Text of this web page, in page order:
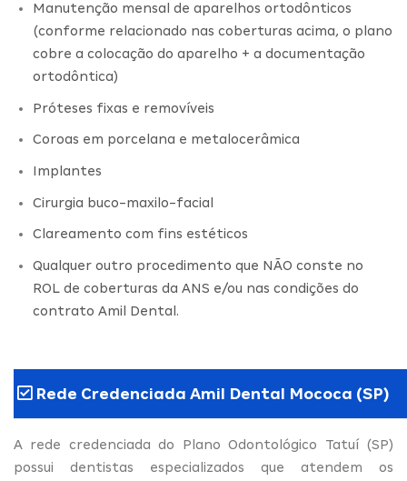
Manutenção mensal de aparelhos ortodônticos
(conforme relacionado nas coberturas acima, o plano
cobre a colocação do aparelho + a documentação
ortodôntica)
Próteses fixas e removíveis
Coroas em porcelana e metalocerâmica
Implantes
Cirurgia buco-maxilo-facial
Clareamento com fins estéticos
Qualquer outro procedimento que NÃO conste no
ROL de coberturas da ANS e/ou nas condições do
contrato Amil Dental.
Rede Credenciada Amil Dental Mococa (SP)
A rede credenciada do Plano Odontológico Tatuí (SP)
possui dentistas especializados que atendem os